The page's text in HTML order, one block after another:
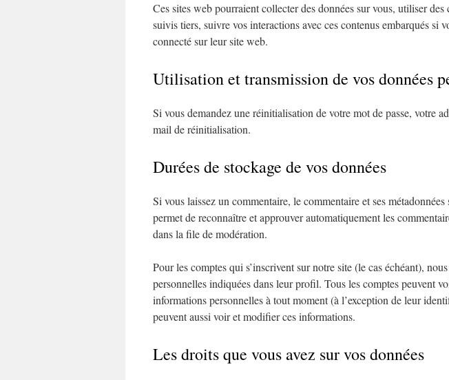
Ces sites web pourraient collecter des données sur vous, utiliser
suivis tiers, suivre vos interactions avec ces contenus embarqués si
connecté sur leur site web.
Utilisation et transmission de vos données
Si vous demandez une réinitialisation de votre mot de passe, votre
mail de réinitialisation.
Durées de stockage de vos données
Si vous laissez un commentaire, le commentaire et ses
permet de reconnaître et approuver automatiquement les
dans la file de modération.
Pour les comptes qui s’inscrivent sur notre site (le cas échéant),
personnelles indiquées dans leur profil. Tous les comptes peuvent
informations personnelles à tout moment (à l’exception de leur
peuvent aussi voir et modifier ces informations.
Les droits que vous avez sur vos données